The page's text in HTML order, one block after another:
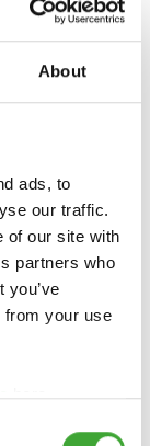
About
ads, to
our traffic.
of our site with
partners who
you’ve
from your use
here.
OF